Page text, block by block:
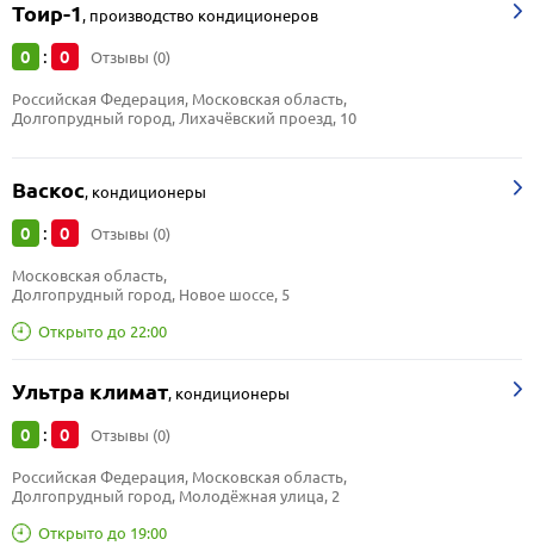
Тоир-1, производство кондиционеров
0 : 0 Отзывы (0)
Российская Федерация, Московская область,
Долгопрудный город, Лихачёвский проезд, 10
Васкос, кондиционеры
0 : 0 Отзывы (0)
Открыто до 22:00
Московская область,
Долгопрудный город, Новое шоссе, 5
Ультра климат, кондиционеры
0 : 0 Отзывы (0)
Открыто до 19:00
Российская Федерация, Московская область,
Долгопрудный город, Молодёжная улица, 2